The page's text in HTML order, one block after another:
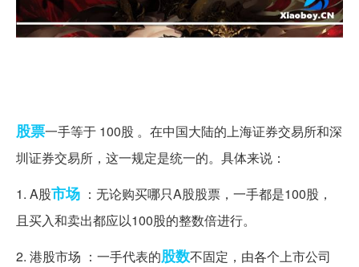
股票一手等于 100股 。在中国大陆的上海证券交易所和深
圳证券交易所，这一规定是统一的。具体来说：
1. A股市场 ：无论购买哪只A股股票，一手都是100股，
且买入和卖出都应以100股的整数倍进行。
2. 港股市场 ：一手代表的股数不固定，由各个上市公司